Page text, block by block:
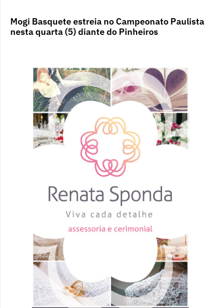
Mogi Basquete estreia no Campeonato Paulista
nesta quarta (5) diante do Pinheiros